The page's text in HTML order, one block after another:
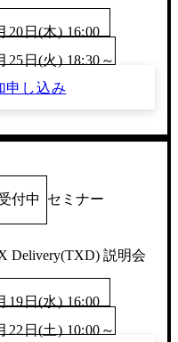
20日(木) 16:00
25日(火) 18:30～
申し込み
付中 セミナー
Delivery(TXD) 説明会
19日(水) 16:00
22日(土) 10:00～